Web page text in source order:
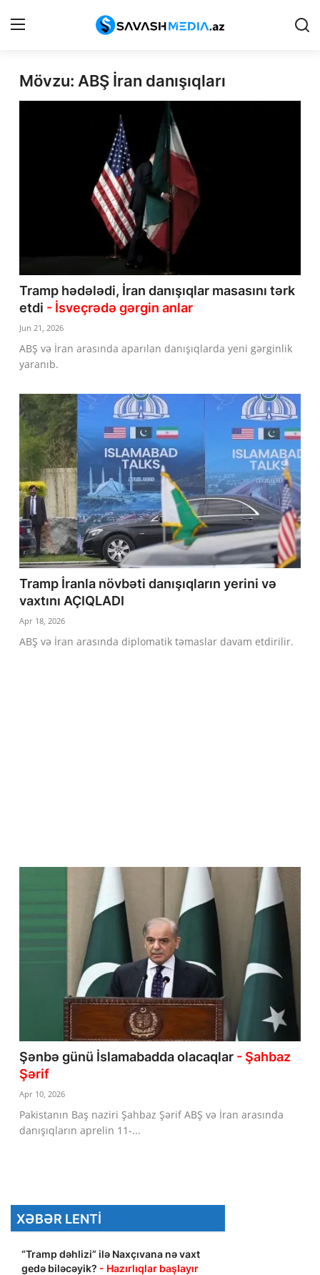
Reklam
İqtisadiyyat
Hadisə
Dünya
Cəmiyyət
İdman
Kriminal
Mövqe
Maraqlı
Sağlıq
Digər
Mövzu: ABŞ İran danışıqları
Tramp hədələdi, İran danışıqlar masasını tərk
etdi - İsveçrədə gərgin anlar
Jun 21, 2026
ABŞ və İran arasında aparılan danışıqlarda yeni gərginlik
yaranıb.
Tramp İranla növbəti danışıqların yerini və
vaxtını AÇIQLADI
Apr 18, 2026
ABŞ və İran arasında diplomatik təmaslar davam etdirilir.
Şənbə günü İslamabadda olacaqlar - Şahbaz
Şərif
Apr 10, 2026
Pakistanın Baş naziri Şahbaz Şərif ABŞ və İran arasında
danışıqların aprelin 11-...
XƏBƏR LENTI
“Tramp dəhlizi” ilə Naxçıvana nə vaxt
gedə biləcəyik? - Hazırlıqlar başlayır